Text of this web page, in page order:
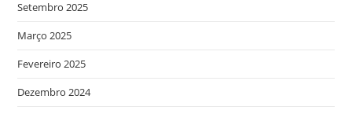
Setembro 2025
Março 2025
Fevereiro 2025
Dezembro 2024